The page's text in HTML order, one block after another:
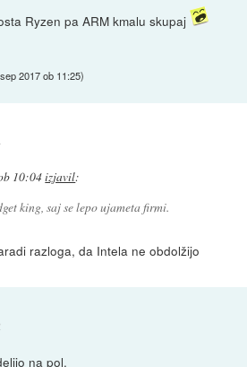
Ryzen pa ARM kmalu skupaj
2017 ob 11:25)
10:04izjavil:
king, saj se lepo ujameta firmi.
razloga, da Intela ne obdolžijo
na pol.